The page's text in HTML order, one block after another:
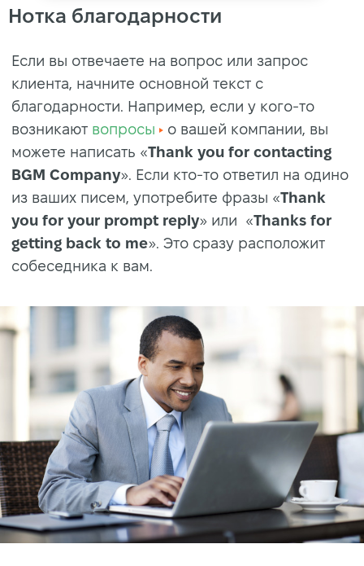
Нотка благодарности
Если вы отвечаете на вопрос или запрос
клиента, начните основной текст с
благодарности. Например, если у кого-то
возникают вопросы
о вашей компании, вы
можете написать «Thank you for contacting
BGM Company». Если кто-то ответил на одино
из ваших писем, употребите фразы «Thank
you for your prompt reply» или «Thanks for
getting back to me». Это сразу расположит
собеседника к вам.